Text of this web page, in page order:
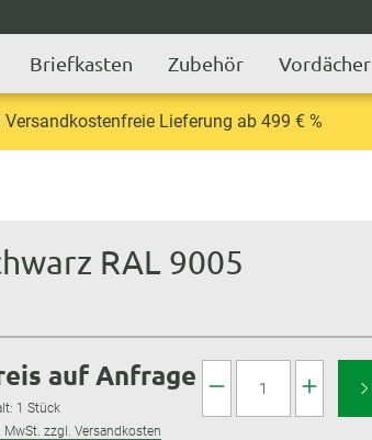
Briefkasten Zubehör Vordächer
Lieferung ab 499 € %
RAL 9005
auf Anfrage
1 Stück
MwSt. zzgl. Versandkosten